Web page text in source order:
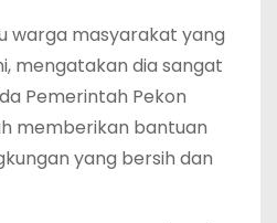
warga masyarakat yang
mengatakan dia sangat
Pemerintah Pekon
memberikan bantuan
yang bersih dan